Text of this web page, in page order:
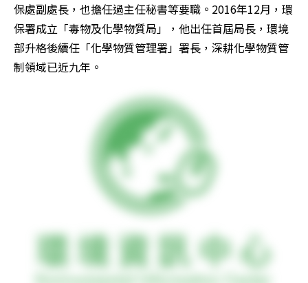
保處副處長，也擔任過主任秘書等要職。2016年12月，環
保署成立「毒物及化學物質局」，他出任首屆局長，環境
部升格後續任「化學物質管理署」署長，深耕化學物質管
制領域已近九年。